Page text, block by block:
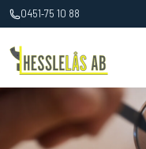
0451‑75 10 88